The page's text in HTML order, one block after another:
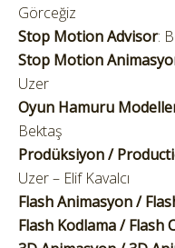
Görceğiz
Stop Motion Advisor:
Stop Motion
Uzer
Oyun Hamuru
Bektaş
Prodüksiyon /
Uzer – Elif Kavalcı
Flash Animasyon /
Flash Kodlama / Flash